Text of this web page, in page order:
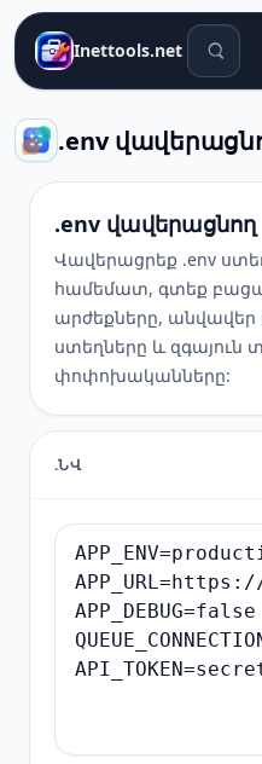
Inettools.net
.env
.env վավերացնող
Վավերացրեք .env
համեմատ, գտեք
արժեքները, անվավեր
ստեղները և զգայուն
փոփոխականները:
.ՆՎ